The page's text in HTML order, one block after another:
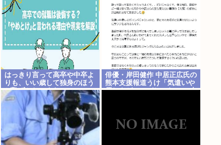
はっきり言って高卒や中卒よ
りも、いい歳して独身のほう
が恥ずかしいよな
俳優・岸田健作 中居正広氏の
熊本支援報道うけ「気遣いや
優しさがハンパじゃない」 中